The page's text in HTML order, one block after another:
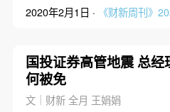
2020年2月1日 · 《财新周刊》
国投证券高管地震 总经
何被免
文｜财新 全月 王娟娟